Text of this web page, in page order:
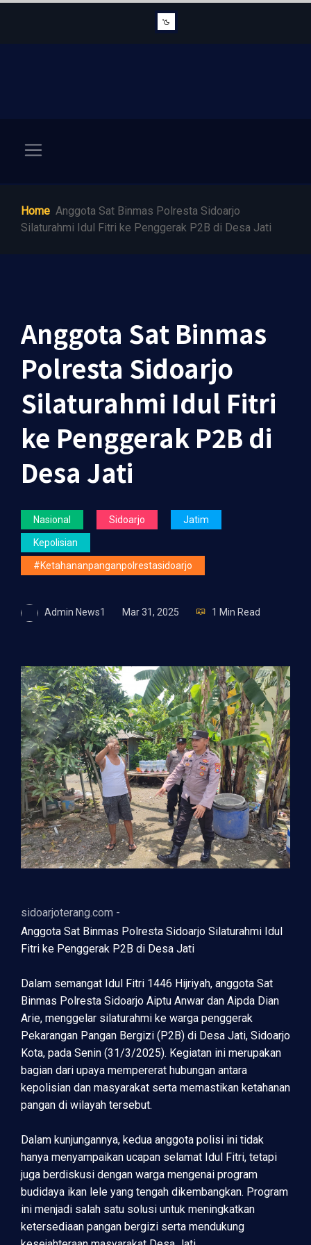
Home Anggota Sat Binmas Polresta Sidoarjo
Silaturahmi Idul Fitri ke Penggerak P2B di Desa Jati
Anggota Sat Binmas
Polresta Sidoarjo
Silaturahmi Idul Fitri
ke Penggerak P2B di
Desa Jati
Nasional Sidoarjo Jatim
Kepolisian
#ketahananpanganpolrestasidoarjo
Admin News1 Mar 31, 2025 1 Min Read
sidoarjoterang.com -
Anggota Sat Binmas Polresta Sidoarjo Silaturahmi Idul
Fitri ke Penggerak P2B di Desa Jati
Dalam semangat Idul Fitri 1446 Hijriyah, anggota Sat
Binmas Polresta Sidoarjo Aiptu Anwar dan Aipda Dian
Arie, menggelar silaturahmi ke warga penggerak
Pekarangan Pangan Bergizi (P2B) di Desa Jati, Sidoarjo
Kota, pada Senin (31/3/2025). Kegiatan ini merupakan
bagian dari upaya mempererat hubungan antara
kepolisian dan masyarakat serta memastikan ketahanan
pangan di wilayah tersebut.
Dalam kunjungannya, kedua anggota polisi ini tidak
hanya menyampaikan ucapan selamat Idul Fitri, tetapi
juga berdiskusi dengan warga mengenai program
budidaya ikan lele yang tengah dikembangkan. Program
ini menjadi salah satu solusi untuk meningkatkan
ketersediaan pangan bergizi serta mendukung